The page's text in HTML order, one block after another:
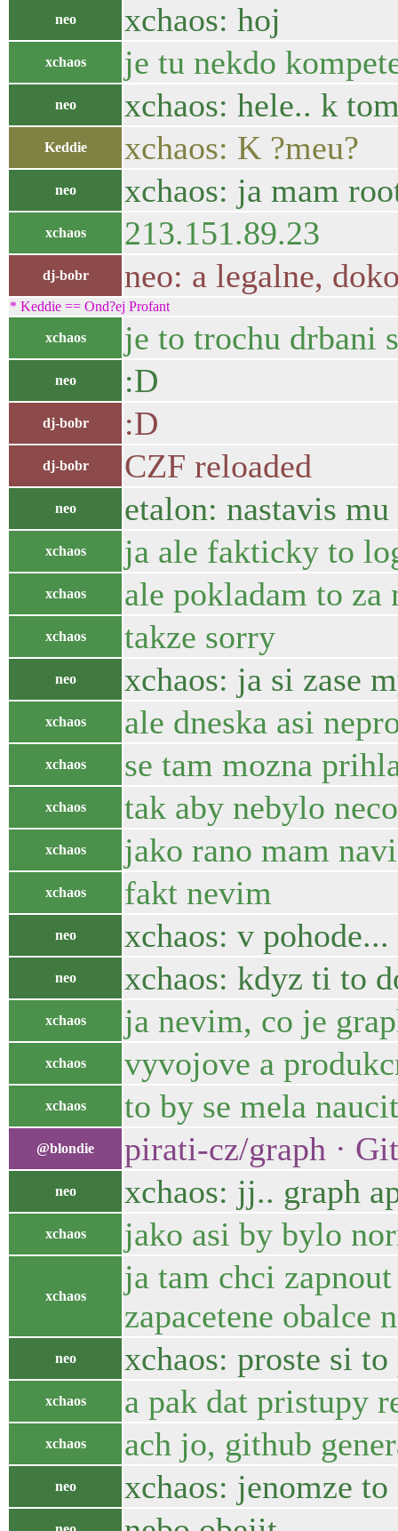
neo xchaos: hoj
xchaos je tu nekdo
neo xchaos: hele.. k
Keddie xchaos: K ?meu?
neo xchaos: ja mam
xchaos 213.151.89.23
dj-bobr neo: a legalne,
* Keddie == Ond?ej Profant
xchaos je to trochu drbani
neo :D
dj-bobr :D
dj-bobr CZF reloaded
neo etalon: nastavis mu
xchaos ja ale fakticky to
xchaos ale pokladam to za
xchaos takze sorry
neo xchaos: ja si zase
xchaos ale dneska asi
xchaos se tam mozna
xchaos tak aby nebylo
xchaos jako rano mam
xchaos fakt nevim
neo xchaos: v pohode...
neo xchaos: kdyz ti to
xchaos ja nevim, co je
xchaos vyvojove a
xchaos to by se mela
@blondie pirati-cz/graph ·
neo xchaos: jj.. graph
xchaos jako asi by bylo
xchaos
ja tam chci
zapacetene obalce
neo xchaos: proste si
xchaos a pak dat pristupy
xchaos ach jo, github
neo xchaos: jenomze